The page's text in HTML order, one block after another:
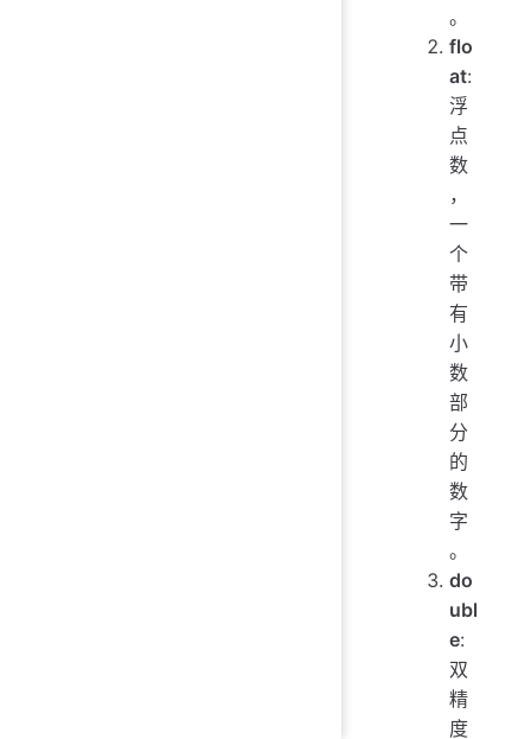
。
flo
at:
浮
点
数
，
一
个
带
有
小
数
部
分
的
数
字
。
do
ubl
e:
双
精
度